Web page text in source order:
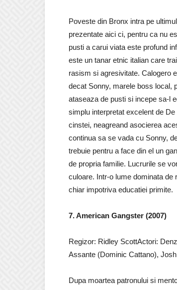
Poveste din Bronx intra pe
prezentate aici ci, pentru ca nu
pusti a carui viata este profund
este un tanar etnic italian care
rasism si agresivitate. Calogero
decat Sonny, marele boss local,
ataseaza de pusti si incepe sa-l
simplu interpretat excelent de
cinstei, neagreand asocierea
continua sa se vada cu Sonny,
trebuie pentru a face din el un
de propria familie. Lucrurile se
culoare. Intr-o lume dominata
chiar impotriva educatiei primite.
7. American Gangster (2007)
Regizor: Ridley ScottActori:
Assante (Dominic Cattano),
Dupa moartea patronului si